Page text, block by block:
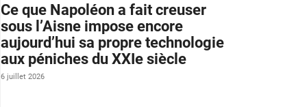
Ce que Napoléon a fait creuser
sous l’Aisne impose encore
aujourd’hui sa propre technologie
aux péniches du XXIe siècle
6 juillet 2026